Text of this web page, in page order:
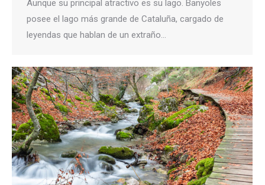
Aunque su principal atractivo es su lago. Banyoles
posee el lago más grande de Cataluña, cargado de
leyendas que hablan de un extraño…